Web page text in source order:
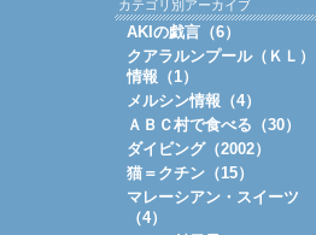
カテゴリ別アーカイブ
AKIの戯言（6）
クアラルンプール（ＫＬ）
情報（1）
メルシン情報（4）
ＡＢＣ村で食べる（30）
ダイビング（2002）
猫＝クチン（15）
マレーシアン・スイーツ
（4）